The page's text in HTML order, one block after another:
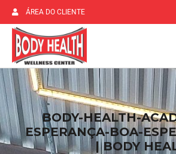
ÁREA DO CLIENTE
BODY-HEALTH-
ESPERANÇA-BOA-
| BODY